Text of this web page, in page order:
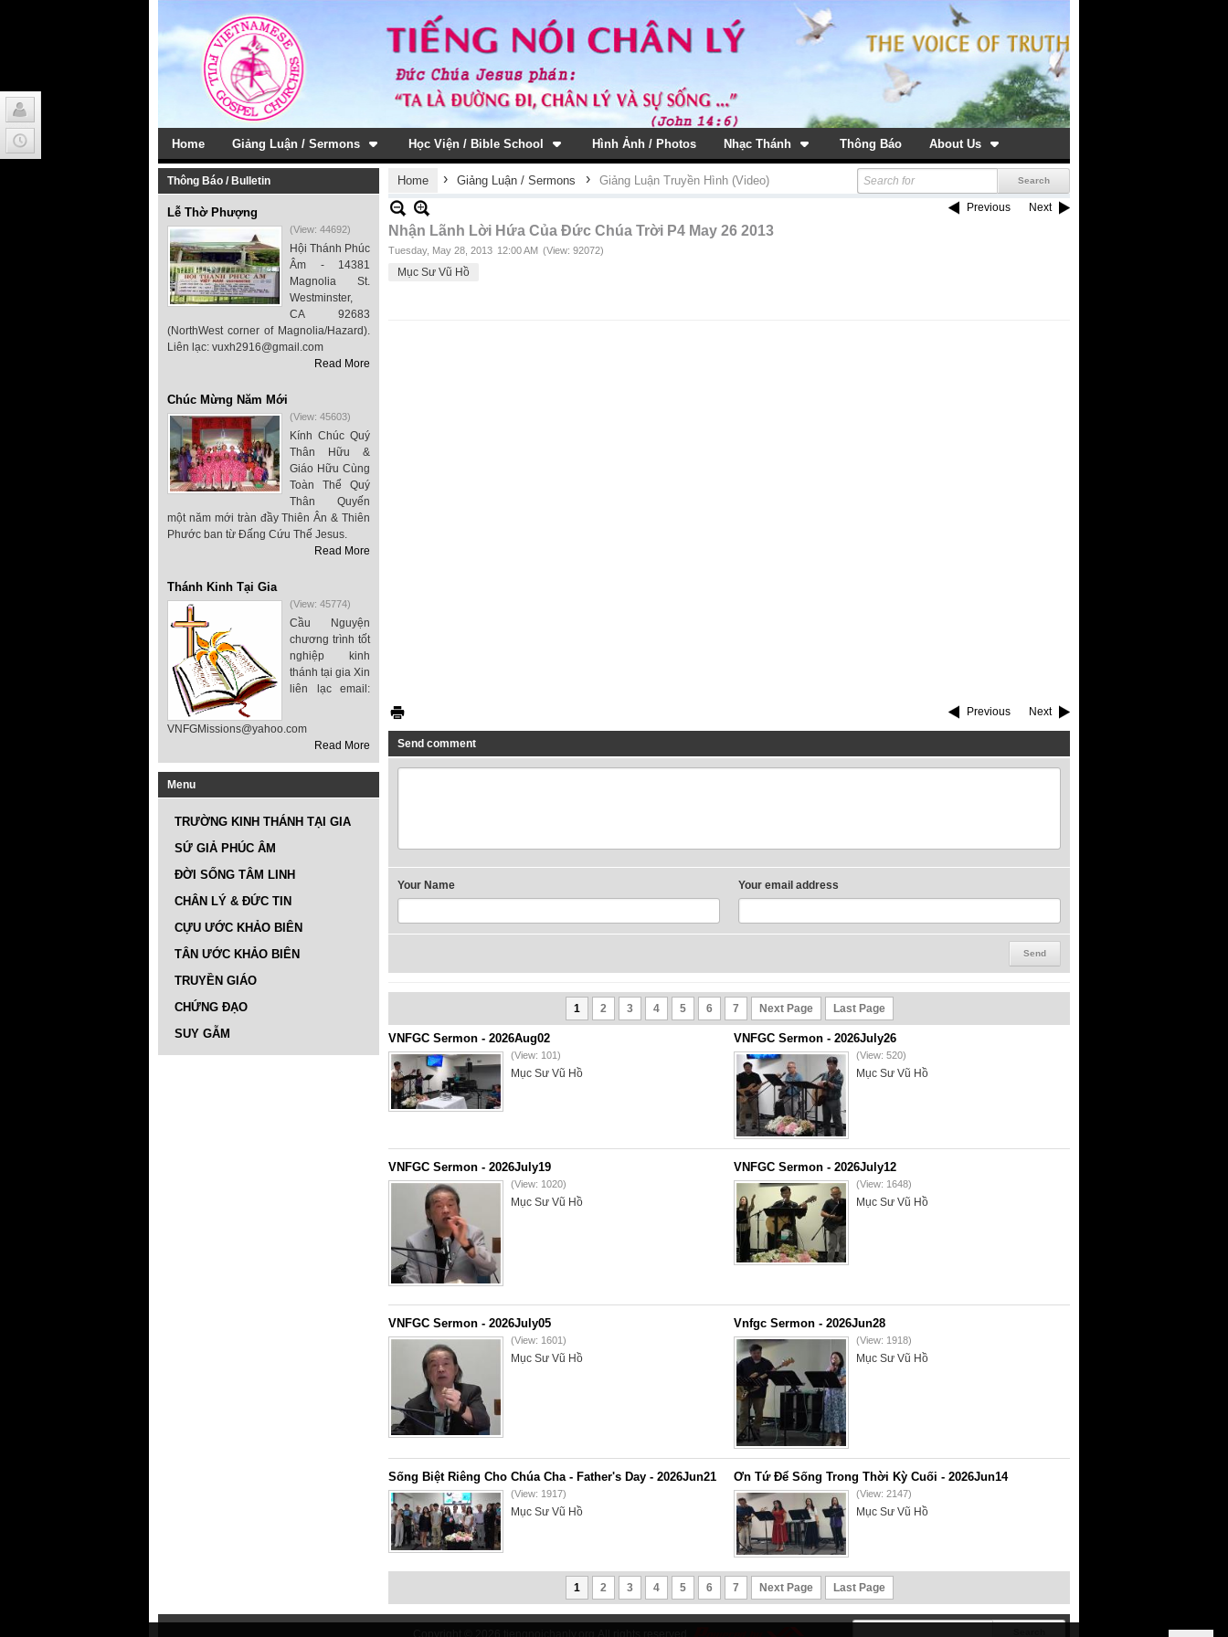
Home Giảng Luận / Sermons Học Viện / Bible School Hình Ảnh / Photos Nhạc Thánh Thông Báo About Us
Thông Báo / Bulletin
Lễ Thờ Phượng
(View: 44692)
Hội Thánh Phúc
Âm - 14381
Magnolia St.
Westminster,
CA 92683
(NorthWest corner of Magnolia/Hazard).
Liên lạc: vuxh2916@gmail.com
Read More
Chúc Mừng Năm Mới
(View: 45603)
Kính Chúc Quý
Thân Hữu &
Giáo Hữu Cùng
Toàn Thể Quý
Thân Quyến
một năm mới tràn đầy Thiên Ân & Thiên
Phước ban từ Đấng Cứu Thế Jesus.
Read More
Thánh Kinh Tại Gia
(View: 45774)
Cầu Nguyện
chương trình tốt
nghiệp kinh
thánh tại gia Xin
liên lạc email:
VNFGMissions@yahoo.com
Read More
Menu
TRƯỜNG KINH THÁNH TẠI GIA
SỨ GIẢ PHÚC ÂM
ĐỜI SỐNG TÂM LINH
CHÂN LÝ & ĐỨC TIN
CỰU ƯỚC KHẢO BIÊN
TÂN ƯỚC KHẢO BIÊN
TRUYỀN GIÁO
CHỨNG ĐẠO
SUY GẪM
Home › Giảng Luận / Sermons › Giảng Luận Truyền Hình (Video)
Previous Next
Nhận Lãnh Lời Hứa Của Đức Chúa Trời P4 May 26 2013
Tuesday, May 28, 2013 12:00 AM (View: 92072)
Mục Sư Vũ Hồ
Previous Next
Send comment
Your Name Your email address
1 2 3 4 5 6 7 Next Page Last Page
VNFGC Sermon - 2026Aug02
(View: 101)
Mục Sư Vũ Hồ
VNFGC Sermon - 2026July26
(View: 520)
Mục Sư Vũ Hồ
VNFGC Sermon - 2026July19
(View: 1020)
Mục Sư Vũ Hồ
VNFGC Sermon - 2026July12
(View: 1648)
Mục Sư Vũ Hồ
VNFGC Sermon - 2026July05
(View: 1601)
Mục Sư Vũ Hồ
Vnfgc Sermon - 2026Jun28
(View: 1918)
Mục Sư Vũ Hồ
Sống Biệt Riêng Cho Chúa Cha - Father's Day - 2026Jun21
(View: 1917)
Mục Sư Vũ Hồ
Ơn Tứ Để Sống Trong Thời Kỳ Cuối - 2026Jun14
(View: 2147)
Mục Sư Vũ Hồ
1 2 3 4 5 6 7 Next Page Last Page